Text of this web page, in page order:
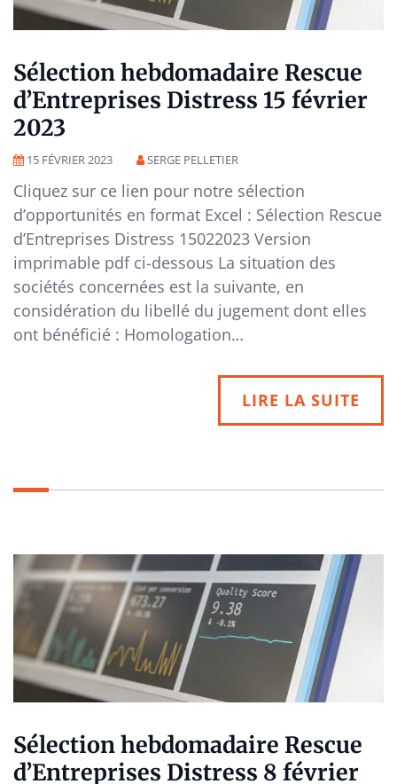
Sélection hebdomadaire Rescue
d’Entreprises Distress 15 février
2023
15 FÉVRIER 2023 SERGE PELLETIER
Cliquez sur ce lien pour notre sélection
d’opportunités en format Excel : Sélection Rescue
d’Entreprises Distress 15022023 Version
imprimable pdf ci-dessous La situation des
sociétés concernées est la suivante, en
considération du libellé du jugement dont elles
ont bénéficié : Homologation…
LIRE LA SUITE
Sélection hebdomadaire Rescue
d’Entreprises Distress 8 février